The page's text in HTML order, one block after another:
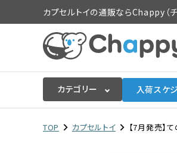
カプセルトイの通販ならChappy（チ
カテゴリー 入荷スケ
ログイン 会員
TOP カプセルトイ 【7月発売】